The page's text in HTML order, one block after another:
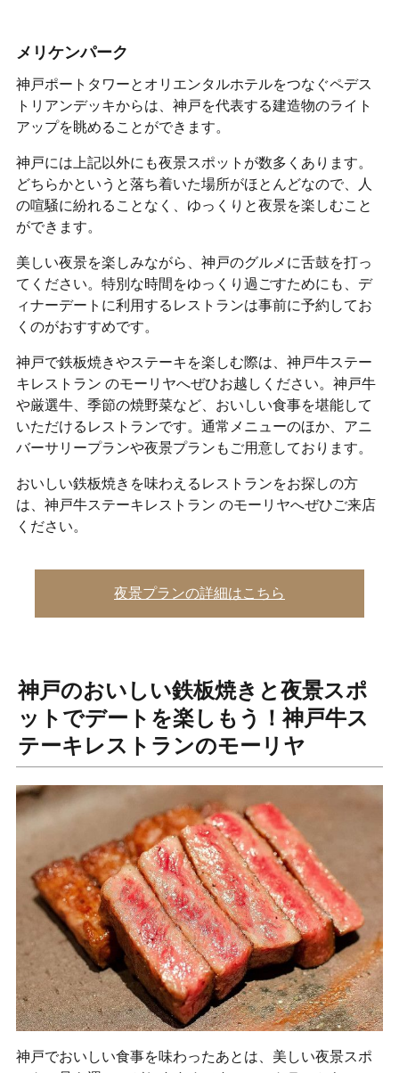
メリケンパーク
神戸ポートタワーとオリエンタルホテルをつなぐペデス
トリアンデッキからは、神戸を代表する建造物のライト
アップを眺めることができます。
神戸には上記以外にも夜景スポットが数多くあります。
どちらかというと落ち着いた場所がほとんどなので、人
の喧騒に紛れることなく、ゆっくりと夜景を楽しむこと
ができます。
美しい夜景を楽しみながら、神戸のグルメに舌鼓を打っ
てください。特別な時間をゆっくり過ごすためにも、デ
ィナーデートに利用するレストランは事前に予約してお
くのがおすすめです。
神戸で鉄板焼きやステーキを楽しむ際は、神戸牛ステー
キレストラン のモーリヤへぜひお越しください。神戸牛
や厳選牛、季節の焼野菜など、おいしい食事を堪能して
いただけるレストランです。通常メニューのほか、アニ
バーサリープランや夜景プランもご用意しております。
おいしい鉄板焼きを味わえるレストランをお探しの方
は、神戸牛ステーキレストラン のモーリヤへぜひご来店
ください。
夜景プランの詳細はこちら
神戸のおいしい鉄板焼きと夜景スポ
ットでデートを楽しもう！神戸牛ス
テーキレストランのモーリヤ
神戸でおいしい食事を味わったあとは、美しい夜景スポ